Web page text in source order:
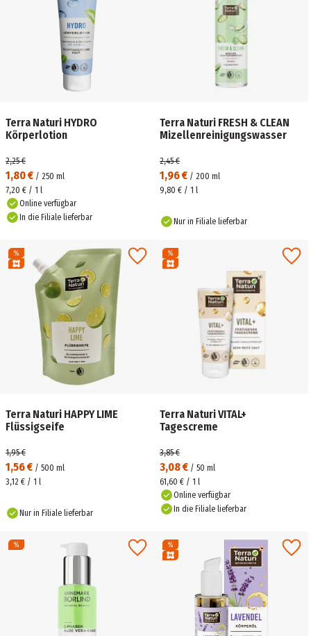
Terra Naturi HYDRO
Körperlotion
1,80 € / 250 ml
2,25 €
7,20 € / 1 l
Online verfügbar
In die Filiale lieferbar
Terra Naturi FRESH & CLEAN
Mizellenreinigungswasser
1,96 € / 200 ml
2,45 €
9,80 € / 1 l
Nur in Filiale lieferbar
Terra Naturi HAPPY LIME
Flüssigseife
1,56 € / 500 ml
1,95 €
3,12 € / 1 l
Nur in Filiale lieferbar
Terra Naturi VITAL+
Tagescreme
3,08 € / 50 ml
3,85 €
61,60 € / 1 l
Online verfügbar
In die Filiale lieferbar